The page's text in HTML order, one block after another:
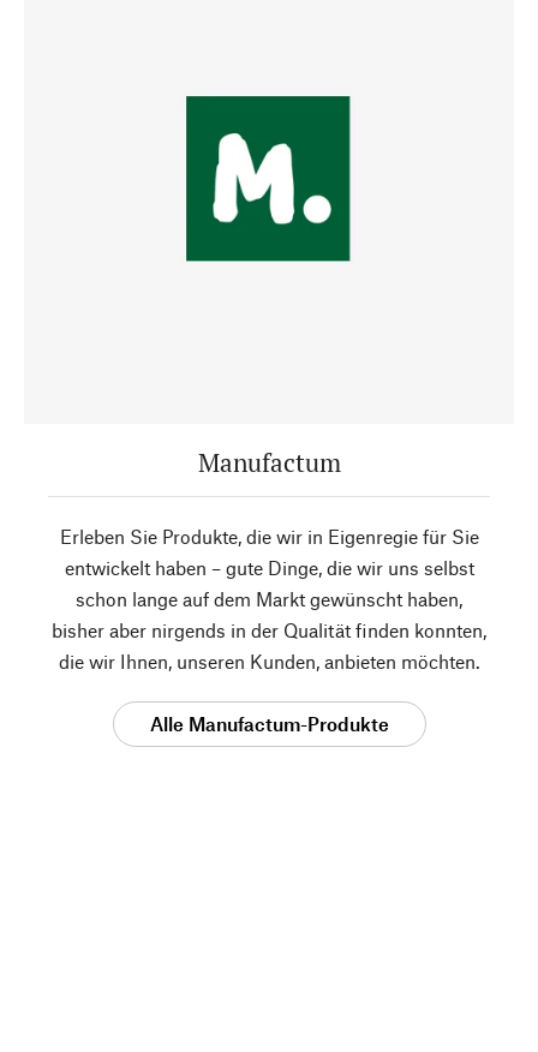
Manufactum
Erleben Sie Produkte, die wir in Eigenregie für Sie
entwickelt haben – gute Dinge, die wir uns selbst
schon lange auf dem Markt gewünscht haben,
bisher aber nirgends in der Qualität finden konnten,
die wir Ihnen, unseren Kunden, anbieten möchten.
Alle Manufactum-Produkte